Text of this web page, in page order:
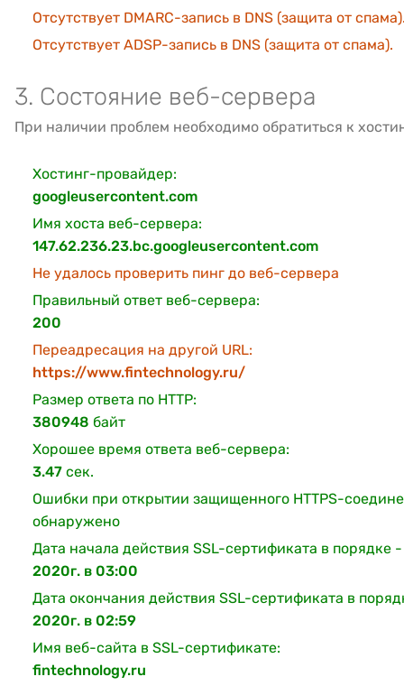
Отсутствует DMARC-запись в DNS (защита от
Отсутствует ADSP-запись в DNS (защита от спама).
3. Состояние веб-сервера
При наличии проблем необходимо обратиться к
Хостинг-провайдер:
googleusercontent.com
Имя хоста веб-сервера:
147.62.236.23.bc.googleusercontent.com
Не удалось проверить пинг до веб-сервера
Правильный ответ веб-сервера:
200
Переадресация на другой URL:
https://www.fintechnology.ru/
Размер ответа по HTTP:
380948 байт
Хорошее время ответа веб-сервера:
3.47 сек.
Ошибки при открытии защищенного HTTPS-
обнаружено
Дата начала действия SSL-сертификата в порядке
2020г. в 03:00
Дата окончания действия SSL-сертификата в
2020г. в 02:59
Имя веб-сайта в SSL-сертификате:
fintechnology.ru